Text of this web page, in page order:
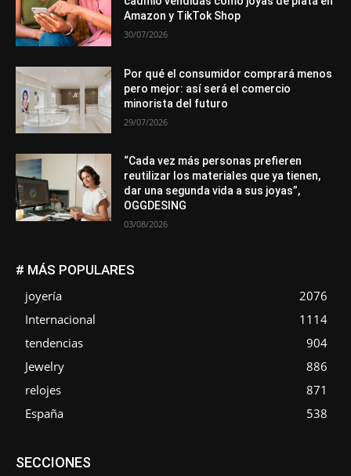
Amazon y TikTok Shop
30/07/2026
Por qué el consumidor comprará menos
pero mejor: así será el comercio
minorista del futuro
29/07/2026
“Cada vez más personas prefieren
reutilizar los materiales que ya tienen,
dar una segunda vida a sus joyas”,
OGGDESING
03/08/2026
# MÁS POPULARES
joyería
2076
Internacional
1114
tendencias
904
Jewelry
886
relojes
871
España
538
SECCIONESAsociaciones
Entrevistas